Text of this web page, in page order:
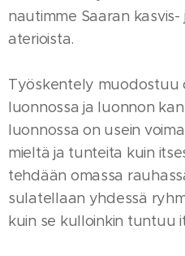
nautimme Saaran
aterioista.
Työskentely muodostuu
luonnossa ja luonnon
luonnossa on usein
mieltä ja tunteita kuin
tehdään omassa
sulatellaan yhdessä
kuin se kulloinkin tuntuu